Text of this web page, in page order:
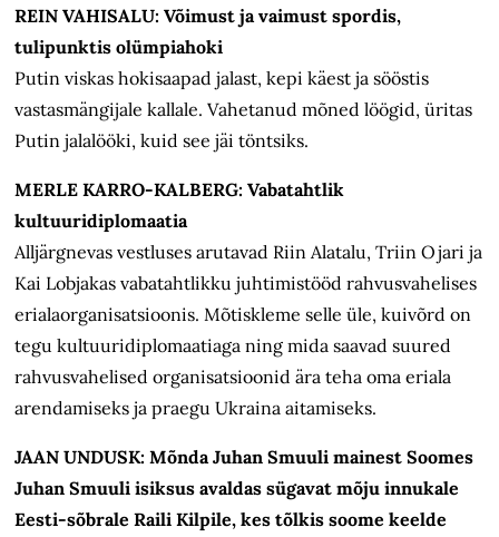
REIN VAHISALU: Võimust ja vaimust spordis,
tulipunktis olümpiahoki
Putin viskas hokisaapad jalast, kepi käest ja sööstis
vastasmängijale kallale. Vahetanud mõned löögid, üritas
Putin jalalööki, kuid see jäi töntsiks.
MERLE KARRO-KALBERG: Vabatahtlik
kultuuridiplomaatia
Alljärgnevas vestluses arutavad Riin Alatalu, Triin Ojari ja
Kai Lobjakas vabatahtlikku juhtimistööd rahvusvahelises
erialaorganisatsioonis. Mõtiskleme selle üle, kuivõrd on
tegu kultuuridiplomaatiaga ning mida saavad suured
rahvusvahelised organisatsioonid ära teha oma eriala
arendamiseks ja praegu Ukraina aitamiseks.
JAAN UNDUSK: Mõnda Juhan Smuuli mainest Soomes
Juhan Smuuli isiksus avaldas sügavat mõju innukale
Eesti-sõbrale Raili Kilpile, kes tõlkis soome keelde